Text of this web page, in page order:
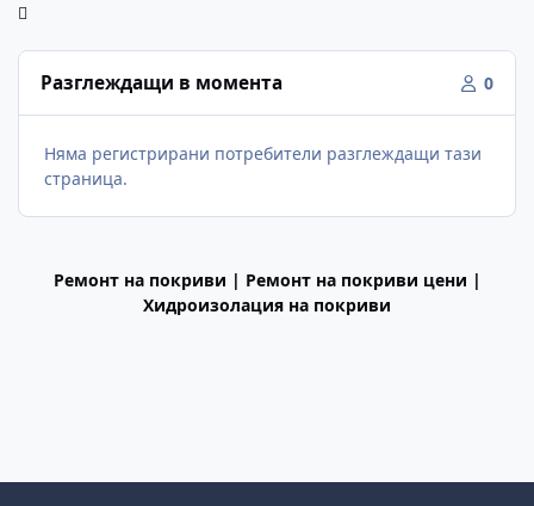
Разглеждащи в момента 0
Няма регистрирани потребители разглеждащи тази
страница.
Ремонт на покриви | Ремонт на покриви цени |
Хидроизолация на покриви